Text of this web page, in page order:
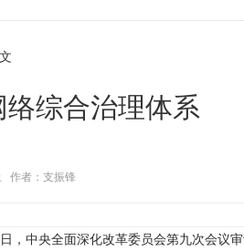
络综合治理体系
作者：支振锋
中央全面深化改革委员会第九次会议